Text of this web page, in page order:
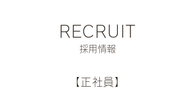
RECRUIT
採用情報
【正社員】